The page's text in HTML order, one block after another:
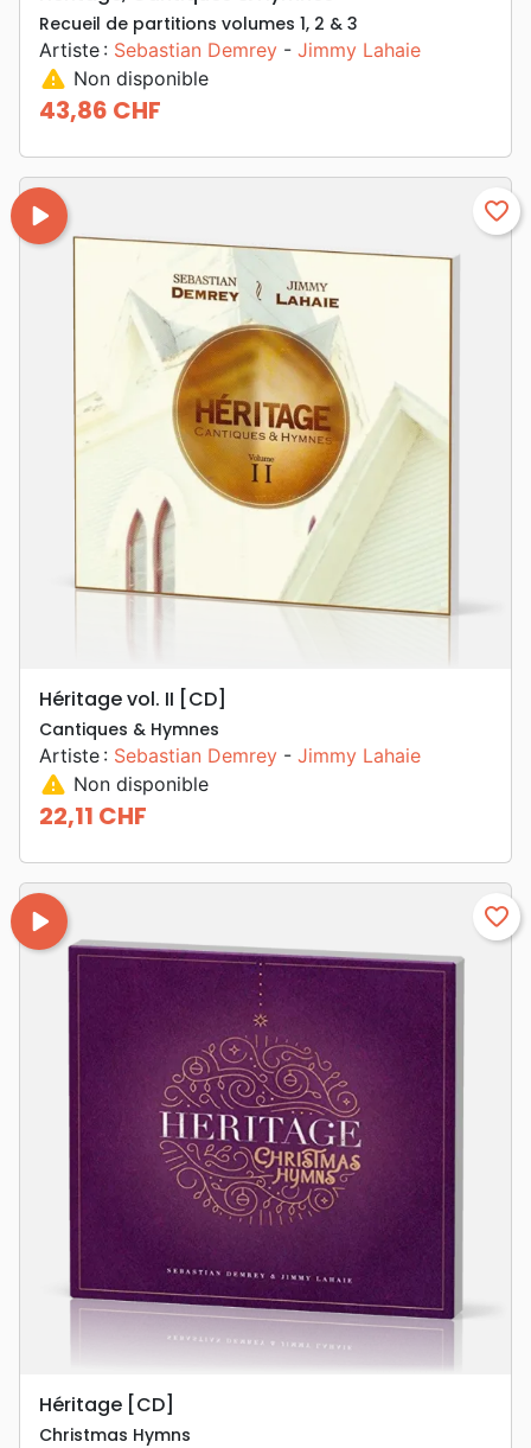
Recueil de partitions volumes 1, 2 & 3
Artiste : Sebastian Demrey - Jimmy Lahaie
warning Non disponible
Prix
43,86 CHF
play_arrow favorite_border
Héritage vol. II [CD]
Cantiques & Hymnes
Artiste : Sebastian Demrey - Jimmy Lahaie
warning Non disponible
Prix
22,11 CHF
play_arrow favorite_border
Héritage [CD]
Christmas Hymns